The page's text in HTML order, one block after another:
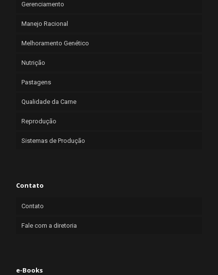
Gerenciamento
Manejo Racional
Melhoramento Genético
Nutrição
Pastagens
Qualidade da Carne
Reprodução
Sistemas de Produção
Contato
Contato
Fale com a diretoria
e-Books